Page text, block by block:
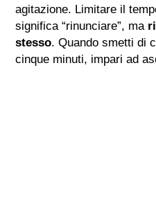
agitazione. Limitare il
significa “rinunciare”, ma
stesso. Quando smetti di
cinque minuti, impari ad